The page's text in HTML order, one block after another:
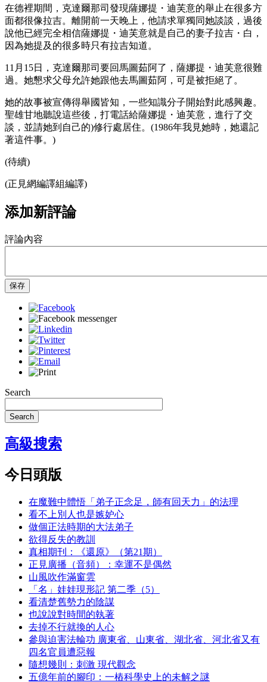
在德裡期間，克達爾那司發現薩娜提・迪芙意的舉止在很多方
面都很像拉吉。離開前一天晚上，他請求單獨同她談談，過後
說他已經完全相信薩娜提・迪芙意就是自己的妻子拉吉・白，
因為她提及的很多時只有拉吉知道。
11月15日，克達爾那司要回馬圖茹阿了，薩娜提・迪芙意很難
過。她懇求父母允許她跟他去馬圖茹阿，可是被拒絕了。
她的故事被宣傳得舉國皆知，一些知識分子開始對此感興趣。
聖雄甘地聽說這些後，打電話給薩娜提・迪芙意，進行了交
談，並請她到自己的)修行處居住。(1986年我見她時，她還記
著這件事。)
(待續)
(正見網編譯組編譯)
添加新評論
評論內容
保存
Search
Search
高級搜索
今日頭版
在魔難中體悟「弟子正念足，師有回天力」的法理
看不上別人也是嫉妒心
做個正法時期的大法弟子
欲得反失的教訓
真相期刊：《還原》（第21期）
正見廣播（音頻）：幸運不是偶然
山風吹作滿窗雲
「名」娃娃現形記 第二季（5）
看清楚舊勢力的陰謀
也說說對時間的執著
去掉不行就換的人心
參與迫害法輪功 廣東省、山東省、湖北省、河北省又有
四名官員遭惡報
隨想幾則：刺激 現代觀念
五億年前的腳印：一樁科學史上的未解之謎